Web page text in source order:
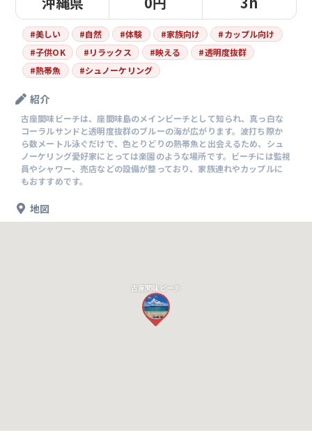
#美しい #自然 #体験 #家族向け #カップル向け
#子供OK #リラックス #映える #透明度抜群
#熱帯魚 #シュノーケリング
紹介
古座間味ビーチは、座間味島のメインビーチとして知られ、真っ白な
コーラルサンドと透明度抜群のブルーの海が広がります。波打ち際か
ら数メートル泳ぐだけで、色とりどりの熱帯魚と出会えるため、シュ
ノーケリング愛好家にとっては楽園のような場所です。ビーチには監視
員やシャワー、売店などの設備が整っており、家族連れやカップルに
もおすすめです。
地図
古座間味ビーチ